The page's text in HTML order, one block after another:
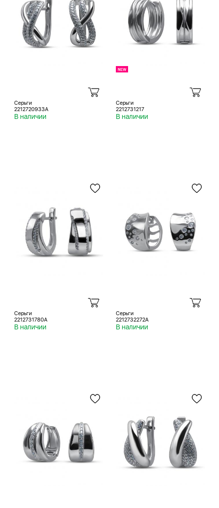
Серьги
2212720933A
В наличии
Серьги
2212731217
В наличии
Серьги
2212731780A
В наличии
Серьги
2212732272A
В наличии